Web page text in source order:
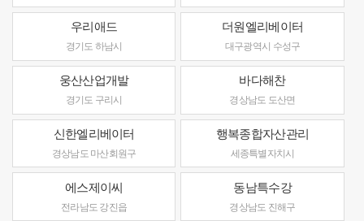
우리애드
경기도 하남시
더원엘리베이터
대구광역시 수성구
웅산산업개발
경기도 구리시
바다해찬
경상남도 도산면
신한엘리베이터
경상남도 마산회원구
행복종합자산관리
세종특별자치시
에스제이씨
전라남도 강진읍
동남특수강
경상남도 진해구